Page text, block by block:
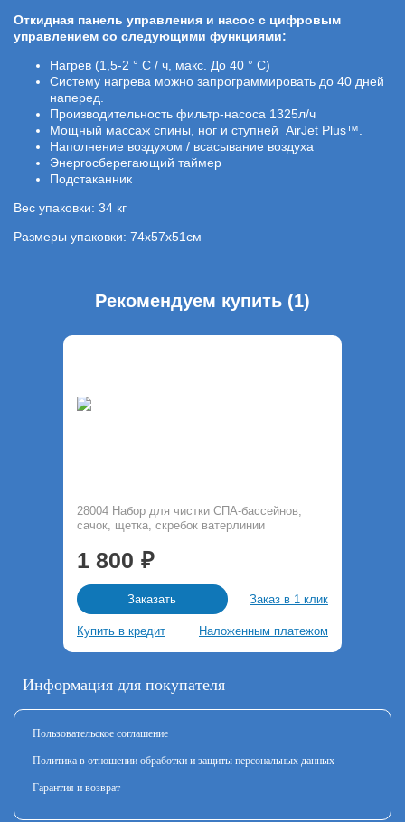
Информация для покупателя
Пользовательское соглашение
Политика в отношении обработки и защиты персональных данных
Гарантия и возврат
Откидная панель управления и насос с цифровым
управлением со следующими функциями:
Нагрев (1,5-2 ° C / ч, макс. До 40 ° C)
Систему нагрева можно запрограммировать до 40 дней
наперед.
Производительность фильтр-насоса 1325л/ч
Мощный массаж спины, ног и ступней AirJet Plus™.
Наполнение воздухом / всасывание воздуха
Энергосберегающий таймер
Подстаканник
Вес упаковки: 34 кг
Размеры упаковки: 74х57х51см
Рекомендуем купить (1)
28004 Набор для чистки СПА-бассейнов,
сачок, щетка, скребок ватерлинии
1 800
Заказать Заказ в 1 клик
Купить в кредит Наложенным платежом